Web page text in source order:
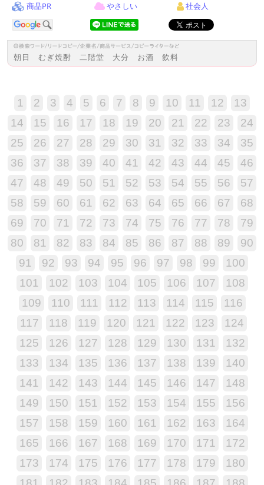
商品PR やさしい 社会人
朝日 むぎ焼酎 二階堂 大分 お酒 飲料
1 2 3 4 5 6 7 8 9 10 11 12
13
14
15 16 17 18 19 20 21 22 23
24
25
26 27 28 29 30 31 32 33 34
35
36
37 38 39 40 41 42 43 44 45
46
47
48 49 50 51 52 53 54 55 56
57
58
59 60 61 62 63 64 65 66 67
68
69
70 71 72 73 74 75 76 77 78
79
80
81 82 83 84 85 86 87 88 89
90
91
92 93 94 95 96 97 98 99
100
101
102 103 104 105 106 107
108
109
110 111 112 113 114 115
116
117
118 119 120 121 122 123
124
125
126 127 128 129 130 131
132
133
134 135 136 137 138 139
140
141
142 143 144 145 146 147
148
149
150 151 152 153 154 155
156
157
158 159 160 161 162 163
164
165
166 167 168 169 170 171
172
173
174 175 176 177 178 179
180